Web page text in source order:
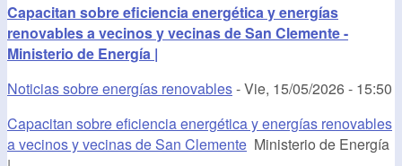
Capacitan sobre eficiencia energética y energías
renovables a vecinos y vecinas de San Clemente -
Ministerio de Energía |
Noticias sobre energías renovables-Vie, 15/05/2026 - 15:50
Capacitan sobre eficiencia energética y energías renovables
a vecinos y vecinas de San Clemente Ministerio de Energía